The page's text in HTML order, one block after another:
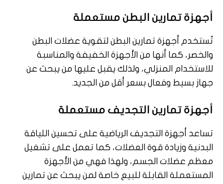
أجهزة تمارين البطن مستعملة
تُستخدم أجهزة تمارين البطن لتقوية عضلات البطن
والخصر، كما أنها من الأجهزة الخفيفة والمناسبة
للاستخدام المنزلي، ولذلك يقبل عليها من يبحث عن
جهاز بسيط وفعال بسعر أقل من الجديد.
أجهزة تمارين التجديف مستعملة
تساعد أجهزة التجديف الرياضية على تحسين اللياقة
البدنية وزيادة قوة العضلات، كما تعمل على تشغيل
معظم عضلات الجسم، ولهذا فهي من الأجهزة
المستعملة القابلة للبيع خاصة لمن يبحث عن تمارين